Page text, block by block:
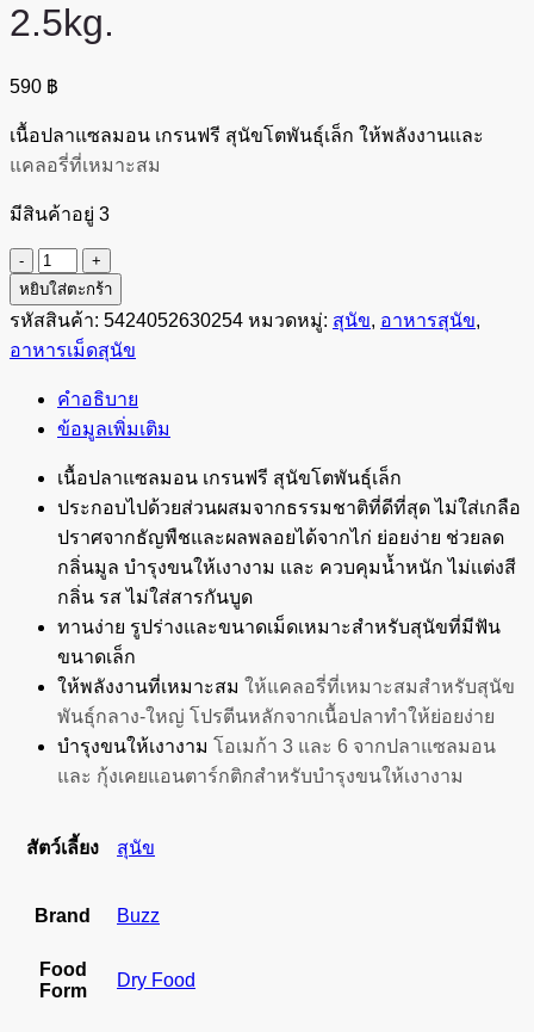
2.5kg.
590 ฿
เนื้อปลาแซลมอน เกรนฟรี สุนัขโตพันธุ์เล็ก ให้พลังงานและ
แคลอรี่ที่เหมาะสม
มีสินค้าอยู่ 3
จำนวน
Buzz
Salmon
Small
Breed
โต
พันธุ์
เล็ก
สูตร
แซลมอน
2.5kg.
ชิ้น
หยิบใส่ตะกร้า
รหัสสินค้า: 5424052630254 หมวดหมู่: สุนัข, อาหารสุนัข,
อาหารเม็ดสุนัข
คำอธิบาย
ข้อมูลเพิ่มเติม
เนื้อปลาแซลมอน เกรนฟรี สุนัขโตพันธุ์เล็ก
ประกอบไปด้วยส่วนผสมจากธรรมชาติที่ดีที่สุด ไม่ใส่เกลือ
ปราศจากธัญพืชและผลพลอยได้จากไก่ ย่อยง่าย ช่วยลด
กลิ่นมูล บำรุงขนให้เงางาม และ ควบคุมน้ำหนัก ไม่เเต่งสี
กลิ่น รส ไม่ใส่สารกันบูด
ทานง่าย รูปร่างและขนาดเม็ดเหมาะสำหรับสุนัขที่มีฟัน
ขนาดเล็ก
ให้พลังงานที่เหมาะสม ให้แคลอรี่ที่เหมาะสมสำหรับสุนัข
พันธุ์กลาง-ใหญ่ โปรตีนหลักจากเนื้อปลาทำให้ย่อยง่าย
บำรุงขนให้เงางาม โอเมก้า 3 และ 6 จากปลาแซลมอน
และ กุ้งเคยแอนตาร์กติกสำหรับบำรุงขนให้เงางาม
สัตว์เลี้ยง สุนัข
Brand Buzz
Food
Form
Dry Food